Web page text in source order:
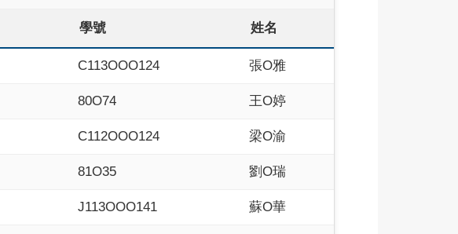
學號 姓名
C113OOO124 張O雅
80O74 王O婷
C112OOO124 梁O渝
81O35 劉O瑞
J113OOO141 蘇O華